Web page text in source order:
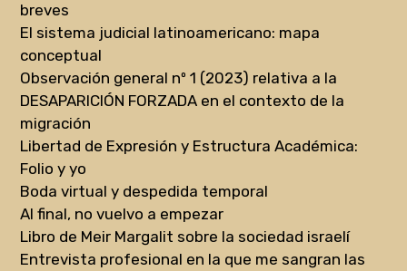
breves
El sistema judicial latinoamericano: mapa
conceptual
Observación general nº 1 (2023) relativa a la
DESAPARICIÓN FORZADA en el contexto de la
migración
Libertad de Expresión y Estructura Académica:
Folio y yo
Boda virtual y despedida temporal
Al final, no vuelvo a empezar
Libro de Meir Margalit sobre la sociedad israelí
Entrevista profesional en la que me sangran las